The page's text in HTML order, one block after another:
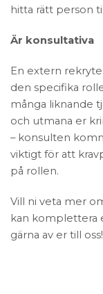
hitta rätt person
Är konsultativa
En extern
den specifika
många liknande
och utmana er
– konsulten
viktigt för att
på rollen.
Vill ni veta mer
kan komplettera
gärna av er till oss!